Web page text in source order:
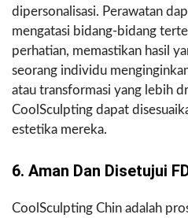
dipersonalisasi. Perawatan
mengatasi bidang-bidang
perhatian, memastikan hasil
seorang individu
atau transformasi yang lebih
CoolSculpting dapat
estetika mereka.
6. Aman Dan Disetujui
CoolSculpting Chin adalah